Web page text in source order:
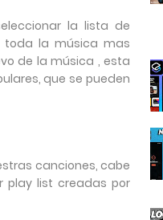
la lista de
toda la música mas
de la música , esta
que se pueden
canciones, cabe
play list creadas por